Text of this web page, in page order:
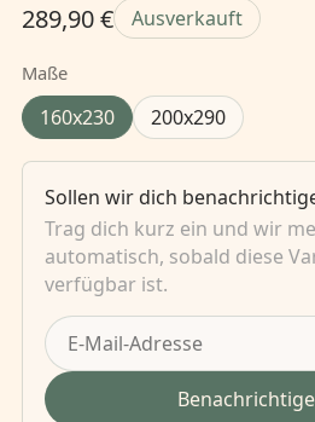
289,90 € Ausverkauft
Maße
160x230 200x290
Sollen wir dich
Trag dich kurz ein und wir
automatisch, sobald diese
verfügbar ist.